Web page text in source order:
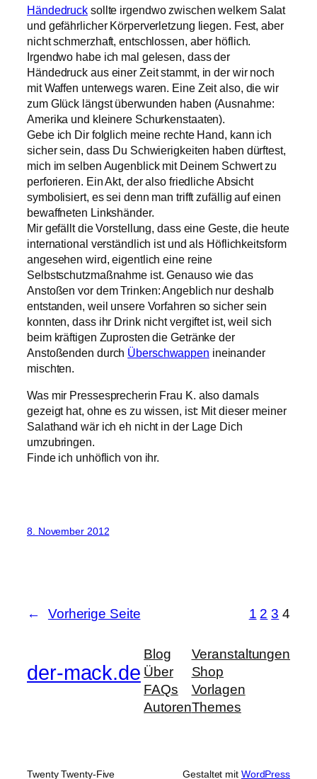
Händedruck sollte irgendwo zwischen welkem Salat
und gefährlicher Körperverletzung liegen. Fest, aber
nicht schmerzhaft, entschlossen, aber höflich.
Irgendwo habe ich mal gelesen, dass der
Händedruck aus einer Zeit stammt, in der wir noch
mit Waffen unterwegs waren. Eine Zeit also, die wir
zum Glück längst überwunden haben (Ausnahme:
Amerika und kleinere Schurkenstaaten).
Gebe ich Dir folglich meine rechte Hand, kann ich
sicher sein, dass Du Schwierigkeiten haben dürftest,
mich im selben Augenblick mit Deinem Schwert zu
perforieren. Ein Akt, der also friedliche Absicht
symbolisiert, es sei denn man trifft zufällig auf einen
bewaffneten Linkshänder.
Mir gefällt die Vorstellung, dass eine Geste, die heute
international verständlich ist und als Höflichkeitsform
angesehen wird, eigentlich eine reine
Selbstschutzmaßnahme ist. Genauso wie das
Anstoßen vor dem Trinken: Angeblich nur deshalb
entstanden, weil unsere Vorfahren so sicher sein
konnten, dass ihr Drink nicht vergiftet ist, weil sich
beim kräftigen Zuprosten die Getränke der
Anstoßenden durch Überschwappen ineinander
mischten.
Was mir Pressesprecherin Frau K. also damals
gezeigt hat, ohne es zu wissen, ist: Mit dieser meiner
Salathand wär ich eh nicht in der Lage Dich
umzubringen.
Finde ich unhöflich von ihr.
8. November 2012
← Vorherige Seite 1 2 3 4
der-mack.de
Blog
Über
FAQs
Autoren
Veranstaltungen
Shop
Vorlagen
Themes
Twenty Twenty-Five Gestaltet mit WordPress